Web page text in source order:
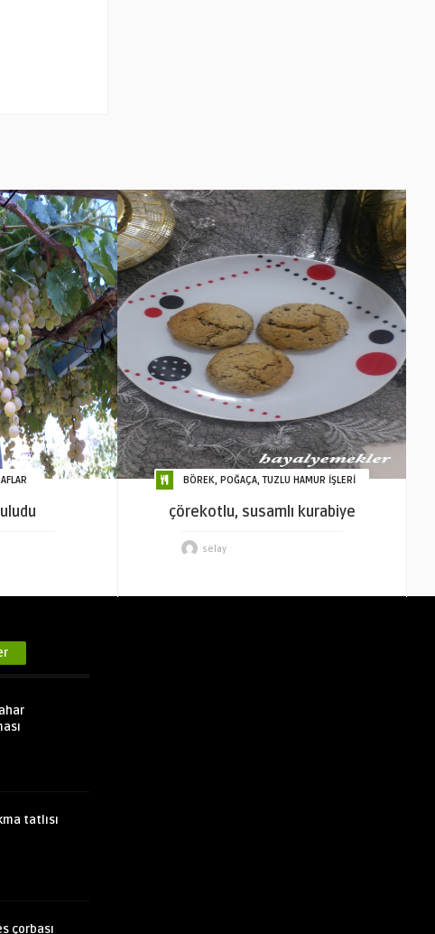
BÖREK, POĞAÇA, TUZLU HAMUR İŞLERİ
çörekotlu, susamlı kurabiye
selay
tatlısı
çorbası